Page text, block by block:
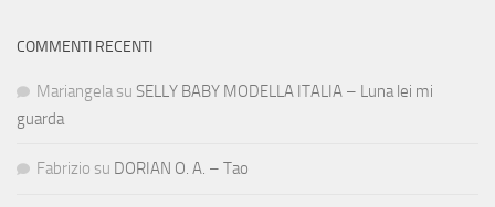
COMMENTI RECENTI
Mariangela su SELLY BABY MODELLA ITALIA – Luna lei mi
guarda
Fabrizio su DORIAN O. A. – Tao